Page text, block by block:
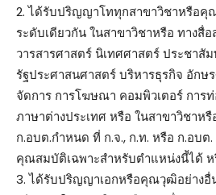
2. ได้รับปริญญาโททุกสาขาวิชาหรือคุ
ระดับเดียวกัน ในสาขาวิชาหรือ ทางสื่
วารสารศาสตร์ นิเทศศาสตร์ ประชาสั
รัฐประศาสนศาสตร์ บริหารธุรกิจ อักษ
จัดการ การโฆษณา คอมพิวเตอร์ การท่
ภาษาต่างประเทศ หรือ ในสาขาวิชาห
ก.อบต.กำหนด ที่ ก.จ., ก.ท. หรือ ก.อบต
คุณสมบัติเฉพาะสำหรับตำแหน่งนี้ได้ ห
3. ได้รับปริญญาเอกหรือคุณวุฒิอย่างอื่